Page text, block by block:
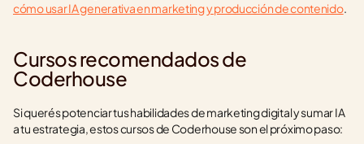
cómo usar IA generativa en marketing y producción de contenido.
Cursos recomendados de
Coderhouse
Si querés potenciar tus habilidades de marketing digital y sumar IA
a tu estrategia, estos cursos de Coderhouse son el próximo paso: